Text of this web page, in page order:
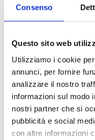
Consenso
Questo sito web
Utilizziamo i cookie
annunci, per fornire
analizzare il nostro
informazioni sul modo
nostri partner che si
pubblicità e social
con altre informazioni